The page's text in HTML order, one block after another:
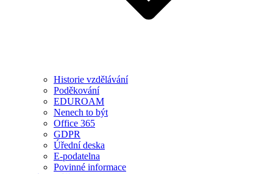
Historie vzdělávání
Poděkování
EDUROAM
Nenech to být
Office 365
GDPR
Úřední deska
E-podatelna
Povinné informace